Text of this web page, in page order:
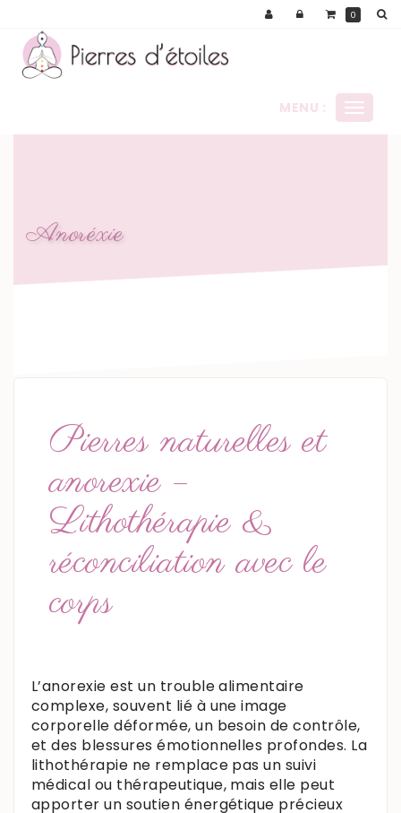
Ouvrir
le
MENU :
Anoréxie
Pierres naturelles et
anorexie –
Lithothérapie &
réconciliation avec le
corps
L’anorexie est un trouble alimentaire
complexe, souvent lié à une image
corporelle déformée, un besoin de contrôle,
et des blessures émotionnelles profondes. La
lithothérapie ne remplace pas un suivi
médical ou thérapeutique, mais elle peut
apporter un soutien énergétique précieux
0